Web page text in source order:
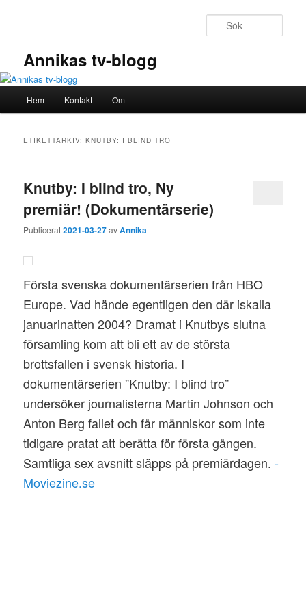
Annikas tv-blogg
Hem Kontakt Om
ETIKETTARKIV:KNUTBY: I BLIND TRO
Knutby: I blind tro, Ny
premiär! (Dokumentärserie)
Publicerat2021-03-27avAnnika
Första svenska dokumentärserien från HBO
Europe. Vad hände egentligen den där iskalla
januarinatten 2004? Dramat i Knutbys slutna
församling kom att bli ett av de största
brottsfallen i svensk historia. I
dokumentärserien ”Knutby: I blind tro”
undersöker journalisterna Martin Johnson och
Anton Berg fallet och får människor som inte
tidigare pratat att berätta för första gången.
Samtliga sex avsnitt släpps på premiärdagen.-
Moviezine.se